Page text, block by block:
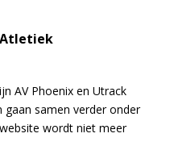
AV Phoenix en Utrack
gaan samen verder onder
wordt niet meer